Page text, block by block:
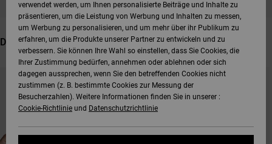
DAS KÖNNTE DIR AUCH GEFALLEN
DIREKT
FILTERKRITERIEN
ÜBERSPRINGEN
FILTERN
verwendet werden, um Ihnen personalisierte Beiträge und Inhalte zu
präsentieren, um die Leistung von Werbung und Inhalten zu messen,
um Werbung zu personalisieren, und um mehr über ihr Publikum zu
erfahren, um die Produkte unserer Partner zu entwickeln und zu
verbessern. Sie können Ihre Wahl so einstellen, dass Sie Cookies, die
Ihrer Zustimmung bedürfen, annehmen oder ablehnen oder sich
dagegen aussprechen, wenn Sie den betreffenden Cookies nicht
zustimmen (z. B. bestimmte Cookies zur Messung der
Besucherzahlen). Weitere Informationen finden Sie in unserer :
Cookie-Richtlinie und Datenschutzrichtlinie